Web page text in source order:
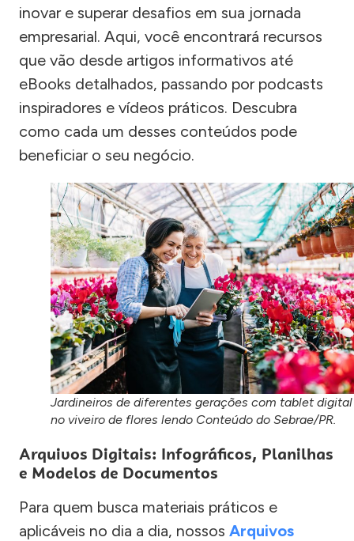
inovar e superar desafios em sua jornada
empresarial. Aqui, você encontrará recursos
que vão desde artigos informativos até
eBooks detalhados, passando por podcasts
inspiradores e vídeos práticos. Descubra
como cada um desses conteúdos pode
beneficiar o seu negócio.
Jardineiros de diferentes gerações com tablet digital
no viveiro de flores lendo Conteúdo do Sebrae/PR.
Arquivos Digitais: Infográficos, Planilhas
e Modelos de Documentos
Para quem busca materiais práticos e
aplicáveis no dia a dia, nossos Arquivos